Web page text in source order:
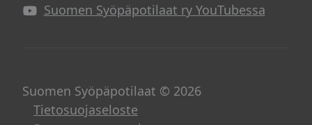
Suomen Syöpäpotilaat ry YouTubessa
Suomen Syöpäpotilaat © 2026
Tietosuojaseloste